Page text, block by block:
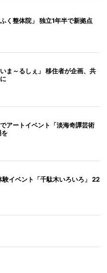
く整体院」 独立1年半で新拠点
ま～るしぇ」 移住者が企画、共
アートイベント「淡海奇譚芸術
を
イベント「千駄木いろいろ」 22